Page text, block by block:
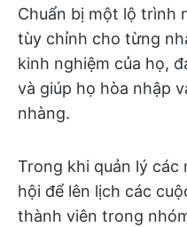
Chuẩn bị một lộ trình
tùy chỉnh cho từng
kinh nghiệm của họ,
và giúp họ hòa nhập
nhàng.
Trong khi quản lý
hội để lên lịch các
thành viên trong